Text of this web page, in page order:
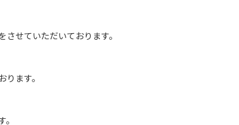
せていただいております。
ます。